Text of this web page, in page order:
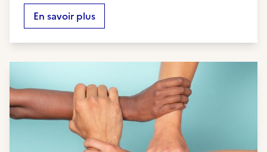
En savoir plus